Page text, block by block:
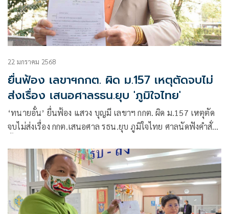
22 มกราคม 2568
ยื่นฟ้อง เลขาฯกกต. ผิด ม.157 เหตุตัดจบไม่
ส่งเรื่อง เสนอศาลรธน.ยุบ 'ภูมิใจไทย'
‘ทนายอั๋น’ ยื่นฟ้อง แสวง บุญมี เลขาฯ กกต. ผิด ม.157 เหตุตัด
จบไม่ส่งเรื่อง กกต.เสนอศาล รธน.ยุบ ภูมิใจไทย ศาลนัดฟังคำสั่ง